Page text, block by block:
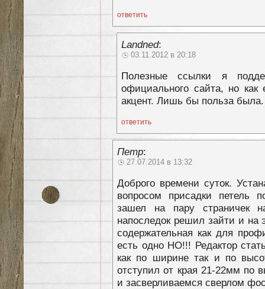
ответить
Landned:
03.11.2012 в 20:18
Полезные ссылки я
официального сайта, но
акцент. Лишь бы польза была.
ответить
Петр:
27.07.2014 в 13:32
Доброго времени суток.
вопросом присадки петель
зашел на пару страничек
напоследок решил зайти и на
содержательная как для
есть одно НО!!! Редактор
как по ширине так и по
отступил от края 21-22мм по
и засверливаемся сверлом